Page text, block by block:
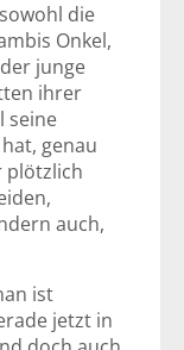
die
Onkel,
junge
ihrer
seine
genau
plötzlich
auch,
ist
jetzt in